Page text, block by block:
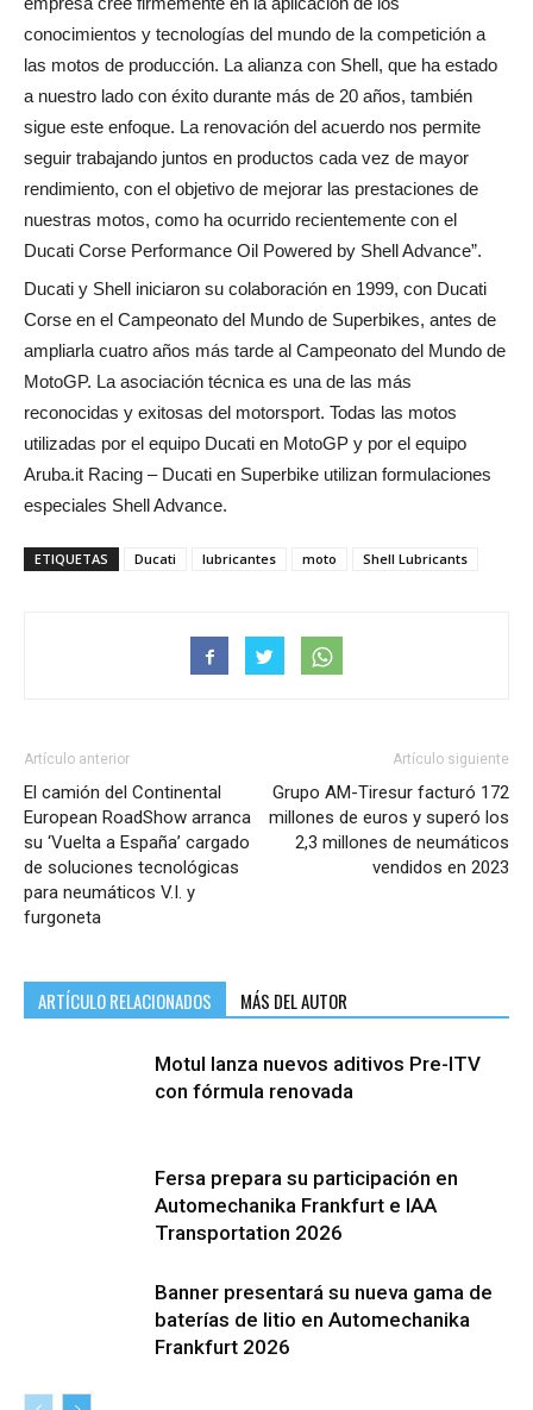
conocimientos y tecnologías del mundo de la competición a
las motos de producción. La alianza con Shell, que ha estado
a nuestro lado con éxito durante más de 20 años, también
sigue este enfoque. La renovación del acuerdo nos permite
seguir trabajando juntos en productos cada vez de mayor
rendimiento, con el objetivo de mejorar las prestaciones de
nuestras motos, como ha ocurrido recientemente con el
Ducati Corse Performance Oil Powered by Shell Advance”.
Ducati y Shell iniciaron su colaboración en 1999, con Ducati
Corse en el Campeonato del Mundo de Superbikes, antes de
ampliarla cuatro años más tarde al Campeonato del Mundo de
MotoGP. La asociación técnica es una de las más
reconocidas y exitosas del motorsport. Todas las motos
utilizadas por el equipo Ducati en MotoGP y por el equipo
Aruba.it Racing – Ducati en Superbike utilizan formulaciones
especiales Shell Advance.
ETIQUETAS Ducati lubricantes moto Shell Lubricants
Artículo anterior
El camión del Continental
European RoadShow arranca
su ‘Vuelta a España’ cargado
de soluciones tecnológicas
para neumáticos V.I. y
furgoneta
Artículo siguiente
Grupo AM-Tiresur facturó 172
millones de euros y superó los
2,3 millones de neumáticos
vendidos en 2023
ARTÍCULO RELACIONADOS MÁS DEL AUTOR
Motul lanza nuevos aditivos Pre-ITV
con fórmula renovada
Fersa prepara su participación en
Automechanika Frankfurt e IAA
Transportation 2026
Banner presentará su nueva gama de
baterías de litio en Automechanika
Frankfurt 2026